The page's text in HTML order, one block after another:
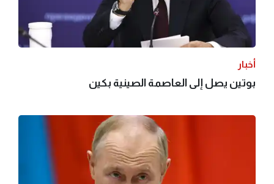
أخبار
بوتين يصل إلى العاصمة الصينية بكين